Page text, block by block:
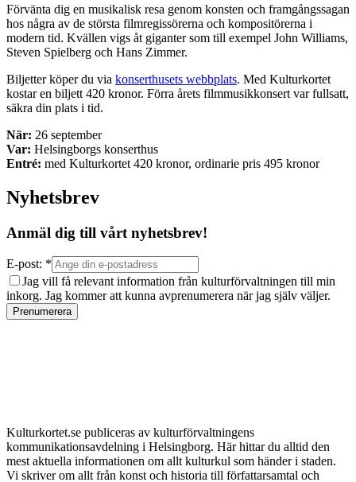
Förvänta dig en musikalisk resa genom konsten och framgångssagan
hos några av de största filmregissörerna och kompositörerna i
modern tid. Kvällen vigs åt giganter som till exempel John Williams,
Steven Spielberg och Hans Zimmer.
Biljetter köper du via konserthusets webbplats. Med Kulturkortet
kostar en biljett 420 kronor. Förra årets filmmusikkonsert var fullsatt,
säkra din plats i tid.
När: 26 september
Var: Helsingborgs konserthus
Entré: med Kulturkortet 420 kronor, ordinarie pris 495 kronor
Nyhetsbrev
Anmäl dig till vårt nyhetsbrev!
E-post: *
Jag vill få relevant information från kulturförvaltningen till min
inkorg. Jag kommer att kunna avprenumerera när jag själv väljer.
Prenumerera
Kulturkortet.se publiceras av kulturförvaltningens
kommunikationsavdelning i Helsingborg. Här hittar du alltid den
mest aktuella informationen om allt kulturkul som händer i staden.
Vi skriver om allt från konst och historia till författarsamtal och